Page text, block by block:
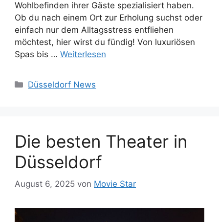
Wohlbefinden ihrer Gäste spezialisiert haben.
Ob du nach einem Ort zur Erholung suchst oder
einfach nur dem Alltagsstress entfliehen
möchtest, hier wirst du fündig! Von luxuriösen
Spas bis … Weiterlesen
Kategorien
Düsseldorf News
Die besten Theater in
Düsseldorf
August 6, 2025 von Movie Star